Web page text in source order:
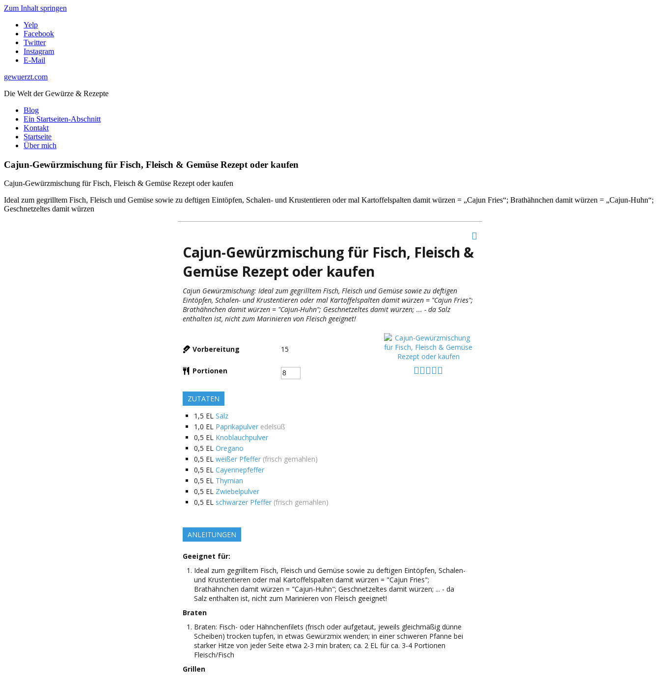
Zum Inhalt springen
Yelp
Facebook
Twitter
Instagram
E-Mail
gewuerzt.com
Die Welt der Gewürze & Rezepte
Blog
Ein Startseiten-Abschnitt
Kontakt
Startseite
Über mich
Cajun-Gewürzmischung für Fisch, Fleisch & Gemüse Rezept oder kaufen
Cajun-Gewürzmischung für Fisch, Fleisch & Gemüse Rezept oder kaufen
Ideal zum gegrilltem Fisch, Fleisch und Gemüse sowie zu deftigen Eintöpfen, Schalen- und Krustentieren oder mal Kartoffelspalten damit würzen = „Cajun Fries“; Brathähnchen damit würzen = „Cajun-Huhn“;
Geschnetzeltes damit würzen
Cajun-Gewürzmischung für Fisch, Fleisch &
Gemüse Rezept oder kaufen
Cajun Gewürzmischung: Ideal zum gegrilltem Fisch, Fleisch und Gemüse sowie zu deftigen
Eintöpfen, Schalen- und Krustentieren oder mal Kartoffelspalten damit würzen = "Cajun Fries";
Brathähnchen damit würzen = "Cajun-Huhn"; Geschnetzeltes damit würzen; ... - da Salz
enthalten ist, nicht zum Marinieren von Fleisch geeignet!
Vorbereitung 15
Portionen
ZUTATEN
1,5 EL Salz
1,0 EL Paprikapulver edelsüß
0,5 EL Knoblauchpulver
0,5 EL Oregano
0,5 EL weißer Pfeffer (frisch gemahlen)
0,5 EL Cayennepfeffer
0,5 EL Thymian
0,5 EL Zwiebelpulver
0,5 EL schwarzer Pfeffer (frisch gemahlen)
ANLEITUNGEN
Geeignet für:
Ideal zum gegrilltem Fisch, Fleisch und Gemüse sowie zu deftigen Eintöpfen, Schalen-
und Krustentieren oder mal Kartoffelspalten damit würzen = "Cajun Fries";
Brathähnchen damit würzen = "Cajun-Huhn"; Geschnetzeltes damit würzen; ... - da
Salz enthalten ist, nicht zum Marinieren von Fleisch geeignet!
Braten
Braten: Fisch- oder Hähnchenfilets (frisch oder aufgetaut, jeweils gleichmäßig dünne
Scheiben) trocken tupfen, in etwas Gewürzmix wenden; in einer schweren Pfanne bei
starker Hitze von jeder Seite etwa 2-3 min braten; ca. 2 EL für ca. 3-4 Portionen
Fleisch/Fisch
Grillen